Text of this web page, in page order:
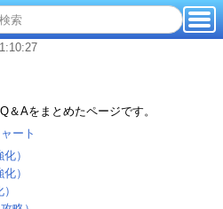
＆Aをまとめたページです。
ート
）
）